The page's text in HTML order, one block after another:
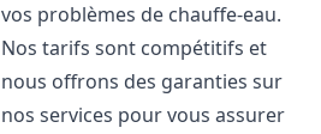
vos problèmes de chauffe-eau.
Nos tarifs sont compétitifs et
nous offrons des garanties sur
nos services pour vous assurer